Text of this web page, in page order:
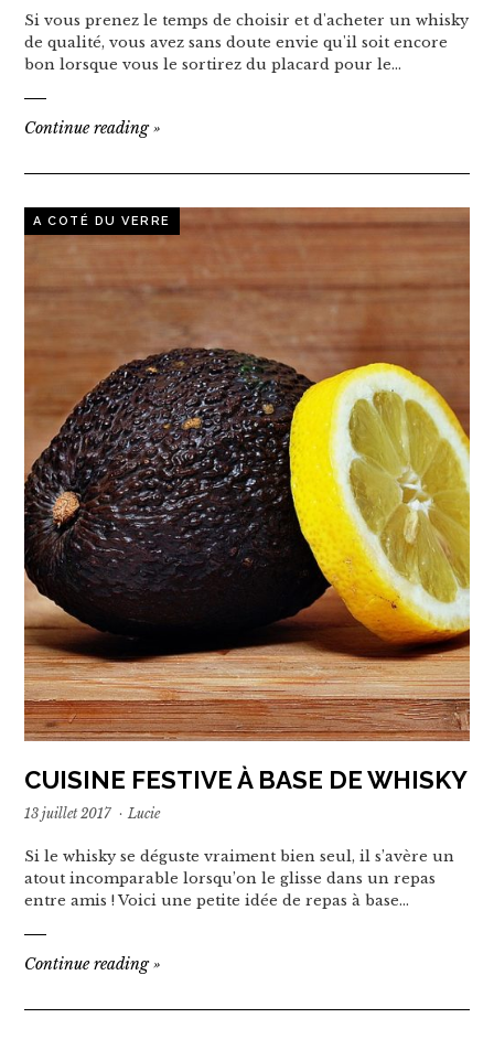
Si vous prenez le temps de choisir et d'acheter un whisky
de qualité, vous avez sans doute envie qu'il soit encore
bon lorsque vous le sortirez du placard pour le…
Continue reading»
A COTÉ DU VERRE
CUISINE FESTIVE À BASE DE WHISKY
13 juillet 2017 · Lucie
Si le whisky se déguste vraiment bien seul, il s’avère un
atout incomparable lorsqu’on le glisse dans un repas
entre amis ! Voici une petite idée de repas à base…
Continue reading»